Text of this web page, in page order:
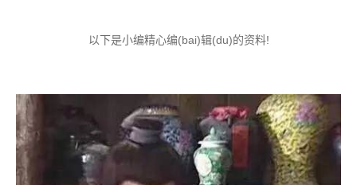
以下是小编精心编(bai)辑(du)的资料!